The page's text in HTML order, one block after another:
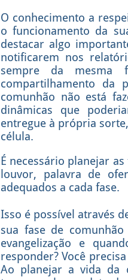
O conhecimento a
o funcionamento da
destacar algo
notificarem nos
sempre da mesma
compartilhamento da
comunhão não está
dinâmicas que
entregue à própria
célula.
É necessário planejar
louvor, palavra de
adequados a cada fase.
Isso é possível através
sua fase de
evangelização e
responder? Você
Ao planejar a vida da